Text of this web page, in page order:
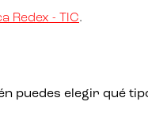
Redex - TIC.
puedes elegir qué